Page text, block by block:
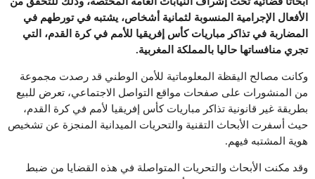
الأفعال الإجرامية المنسوبة لثمانية أشخاص، يشتبه في تورطهم في
المضاربة في تذاكر مباريات كأس إفريقيا للأمم في كرة القدم، التي
تجري منافساتها حاليا بالمملكة المغربية.
وكانت مصالح اليقظة المعلوماتية للأمن الوطني قد رصدت مجموعة
من المنشورات على صفحات مواقع التواصل الاجتماعي، تعرض للبيع
بطريقة غير قانونية تذاكر مباريات كأس إفريقيا لأمم في كرة القدم،
حيث أسفرت الأبحاث التقنية والتحريات الميدانية المنجزة عن تشخيص
هوية المشتبه فيهم.
وقد مكنت الأبحاث والتحريات المتواصلة في هذه القضايا من ضبط